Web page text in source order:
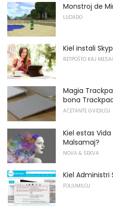
Monstroj de
LUDADO
Kiel instali
RETPOŜTO KAJ
Magia
bona
AĈETANTE GVIDILOJ
Kiel estas
Malsamaj?
NOVA & SEKVA
Kiel
FOLIUMILOJ